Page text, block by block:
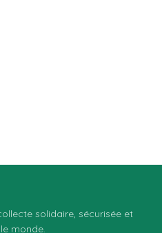
solidaire, sécurisée et
monde.